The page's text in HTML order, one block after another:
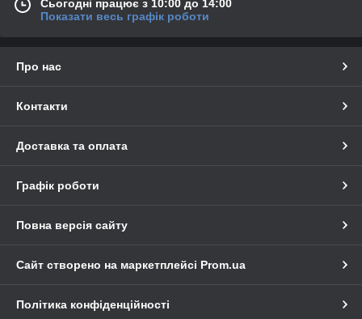
Сьогодні працює з 10:00 до 14:00
Показати весь графік роботи
Про нас
Контакти
Доставка та оплата
Графік роботи
Повна версія сайту
Сайт створено на маркетплейсі Prom.ua
Політика конфіденційності